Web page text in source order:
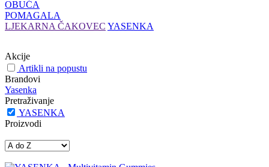
OBUĆA
POMAGALA
LJEKARNA ČAKOVEC YASENKA
Akcije
Artikli na popustu
Brandovi
Yasenka
Pretraživanje
YASENKA
Proizvodi